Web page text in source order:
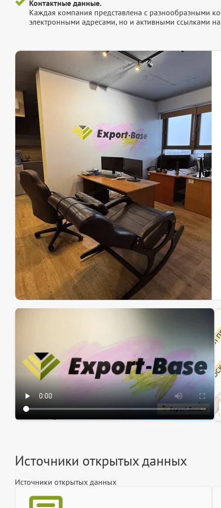
Контактные данные.
Каждая компания представлена с разнообразными
электронными адресами, но и активными ссылками
Источники открытых данных
Источники открытых данных